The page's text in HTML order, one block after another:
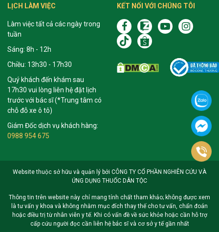
LỊCH LÀM VIỆC
Làm việc tất cả các ngày trong
tuần
Sáng: 8h - 12h
Chiều: 13h30 - 17h30
Quý khách đến khám sau
17h30 vui lòng liên hệ đặt lịch
trước với bác sĩ (*Trung tâm có
chỗ đỗ xe ô tô)
Giám Đốc dịch vụ khách hàng:
0988 954 675
KẾT NỐI VỚI CHÚNG TÔI
Website thuộc sở hữu và quản lý bởi CÔNG TY CỔ PHẦN NGHIÊN CỨU VÀ
ỨNG DỤNG THUỐC DÂN TỘC
Thông tin trên website này chỉ mang tính chất tham khảo; không được xem
là tư vấn y khoa và không nhằm mục đích thay thế cho tư vấn, chẩn đoán
hoặc điều trị từ nhân viên y tế. Khi có vấn đề về sức khỏe hoặc cần hỗ trợ
cấp cứu người đọc cần liên hệ bác sĩ và cơ sở y tế gần nhất